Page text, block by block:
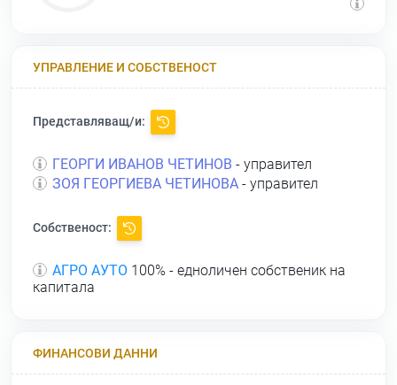
УПРАВЛЕНИЕ И СОБСТВЕНОСТ
Представляващ/и:
ГЕОРГИ ИВАНОВ ЧЕТИНОВ - управител
ЗОЯ ГЕОРГИЕВА ЧЕТИНОВА - управител
Собственост:
АГРО АУТО 100% - едноличен собственик на
капитала
ФИНАНСОВИ ДАННИ